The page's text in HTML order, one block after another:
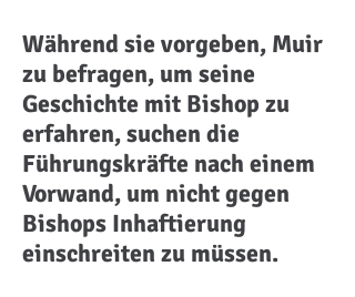
Während sie vorgeben, Muir
zu befragen, um seine
Geschichte mit Bishop zu
erfahren, suchen die
Führungskräfte nach einem
Vorwand, um nicht gegen
Bishops Inhaftierung
einschreiten zu müssen.